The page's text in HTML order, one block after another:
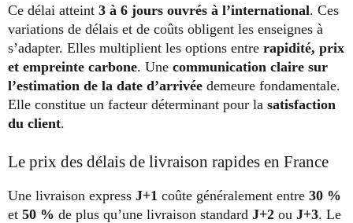
Ce délai atteint 3 à 6 jours ouvrés à l’international. Ces
variations de délais et de coûts obligent les enseignes à
s’adapter. Elles multiplient les options entre rapidité, prix
et empreinte carbone. Une communication claire sur
l’estimation de la date d’arrivée demeure fondamentale.
Elle constitue un facteur déterminant pour la satisfaction
du client.
Le prix des délais de livraison rapides en France
Une livraison express J+1 coûte généralement entre 30 %
et 50 % de plus qu’une livraison standard J+2 ou J+3. Le